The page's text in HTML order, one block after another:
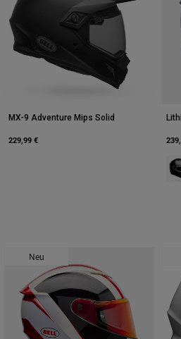
MX-9 Adventure Mips Solid
229,99 €
Neu